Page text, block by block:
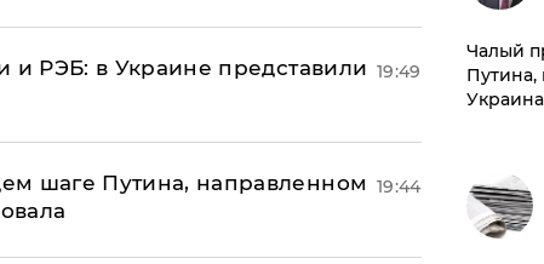
и РЭБ: в Украине представили 19:49
шаге Путина, направленном 19:44
Чалый
Путина,